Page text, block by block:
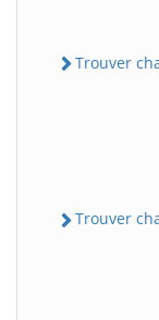
Trouver
Trouver